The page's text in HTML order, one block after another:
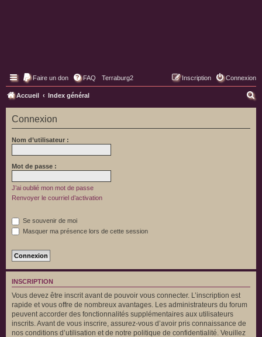
Pages web de Terraburg
Faire un don FAQ Terraburg2 Connexion
Inscription
Accueil Index général
e
Connexion
Nom d’utilisateur :
Mot de passe :
J’ai oublié mon mot de passe
Renvoyer le courriel d’activation
Se souvenir de moi
Masquer ma présence lors de cette session
INSCRIPTION
Vous devez être inscrit avant de pouvoir vous connecter. L’inscription est
rapide et vous offre de nombreux avantages. Les administrateurs du forum
peuvent accorder des fonctionnalités supplémentaires aux utilisateurs
inscrits. Avant de vous inscrire, assurez-vous d’avoir pris connaissance de
nos conditions d’utilisation et de notre politique de confidentialité. Veuillez